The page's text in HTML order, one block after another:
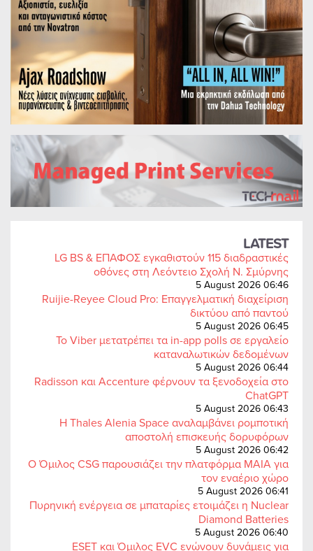
LATEST
LG BS & ΕΠΑΦΟΣ εγκαθιστούν 115 διαδραστικές
οθόνες στη Λεόντειο Σχολή Ν. Σμύρνης
5 August 2026 06:46
Ruijie-Reyee Cloud Pro: Επαγγελματική διαχείριση
δικτύου από παντού
5 August 2026 06:45
Το Viber μετατρέπει τα in-app polls σε εργαλείο
καταναλωτικών δεδομένων
5 August 2026 06:44
Radisson και Accenture φέρνουν τα ξενοδοχεία στο
ChatGPT
5 August 2026 06:43
Η Thales Alenia Space αναλαμβάνει ρομποτική
αποστολή επισκευής δορυφόρων
5 August 2026 06:42
Ο Όμιλος CSG παρουσιάζει την πλατφόρμα MAIA για
τον εναέριο χώρο
5 August 2026 06:41
Πυρηνική ενέργεια σε μπαταρίες ετοιμάζει η Nuclear
Diamond Batteries
5 August 2026 06:40
ESET και Όμιλος EVC ενώνουν δυνάμεις για